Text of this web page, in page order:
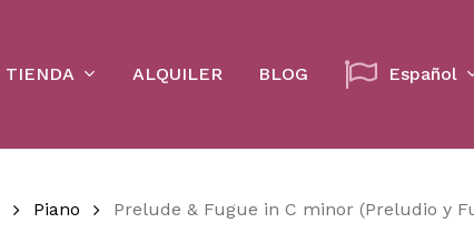
TIENDA ALQUILER BLOG Español
Piano Prelude & Fugue in C minor (Preludio y